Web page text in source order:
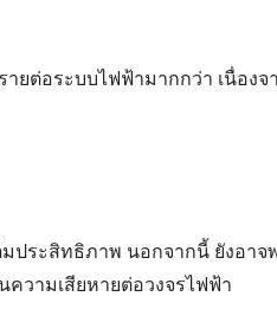
ายต่อระบบไฟฟ้ามากกว่า เนื่อง
ประสิทธิภาพ นอกจากนี้ ยังอาจ
วามเสียหายต่อวงจรไฟฟ้า